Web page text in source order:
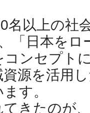
名以上の社
「日本を
コンセプト
源を活用
す。
きたのが